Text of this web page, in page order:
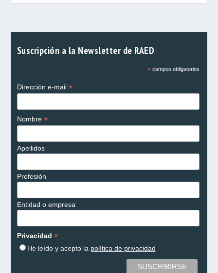
Suscripción a la Newsletter de RAED
*campos obligatorios
Dirección e-mail *
Nombre *
Apellidos
Profesión
Entidad o empresa
Privacidad *
He leído y acepto la política de privacidad